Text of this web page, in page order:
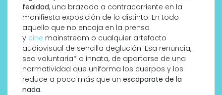
fealdad, una brazada a contracorriente en la
manifiesta exposición de lo distinto. En todo
aquello que no encaja en la prensa
y cine mainstream o cualquier artefacto
audiovisual de sencilla deglución. Esa renuncia,
sea voluntaria* o innata, de apartarse de una
normatividad que uniforma los cuerpos y los
reduce a poco más que un escaparate de la
nada.